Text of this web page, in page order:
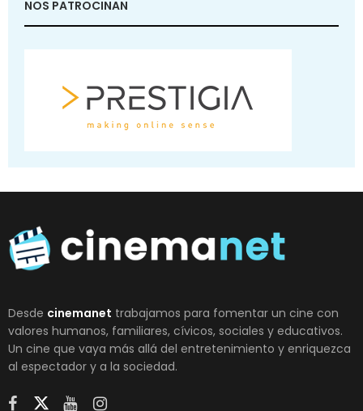
NOS PATROCINAN
Desde cinemanet trabajamos para fomentar un cine con
valores humanos, familiares, cívicos, sociales y educativos.
Un cine que vaya más allá del entretenimiento y enriquezca
al espectador y a la sociedad.